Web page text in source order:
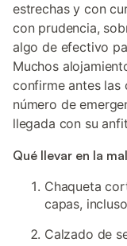
estrechas y con
con prudencia,
algo de efectivo
Muchos
confirme antes las
número de
llegada con su
Qué llevar en la
Chaqueta
capas,
Calzado de